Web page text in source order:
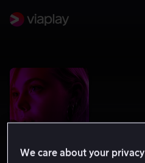
We care about your privacy